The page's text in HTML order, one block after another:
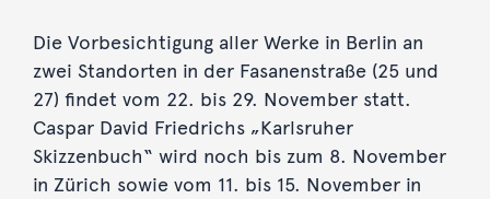
Die Vorbesichtigung aller Werke in Berlin an
zwei Standorten in der Fasanenstraße (25 und
27) findet vom 22. bis 29. November statt.
Caspar David Friedrichs „Karlsruher
Skizzenbuch“ wird noch bis zum 8. November
in Zürich sowie vom 11. bis 15. November in